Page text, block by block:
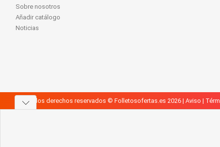
Sobre nosotros
Añadir catálogo
Noticias
Todos los derechos reservados © Folletosofertas.es 2026 | Aviso |